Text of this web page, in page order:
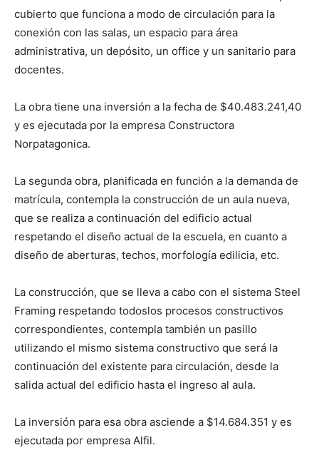
cubierto que funciona a modo de circulación para la
conexión con las salas, un espacio para área
administrativa, un depósito, un office y un sanitario para
docentes.
La obra tiene una inversión a la fecha de $40.483.241,40
y es ejecutada por la empresa Constructora
Norpatagonica.
La segunda obra, planificada en función a la demanda de
matrícula, contempla la construcción de un aula nueva,
que se realiza a continuación del edificio actual
respetando el diseño actual de la escuela, en cuanto a
diseño de aberturas, techos, morfología edilicia, etc.
La construcción, que se lleva a cabo con el sistema Steel
Framing respetando todoslos procesos constructivos
correspondientes, contempla también un pasillo
utilizando el mismo sistema constructivo que será la
continuación del existente para circulación, desde la
salida actual del edificio hasta el ingreso al aula.
La inversión para esa obra asciende a $14.684.351 y es
ejecutada por empresa Alfil.